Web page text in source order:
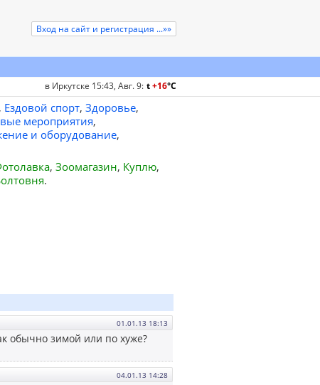
Вход на сайт и регистрация ...»»
в Иркутске 15:43, Авг. 9: t+16°C
, Ездовой спорт, Здоровье,
мероприятия,
и оборудование,
, Зоомагазин, Куплю,
.
01.01.13 18:13
обычно зимой или по хуже?
04.01.13 14:28